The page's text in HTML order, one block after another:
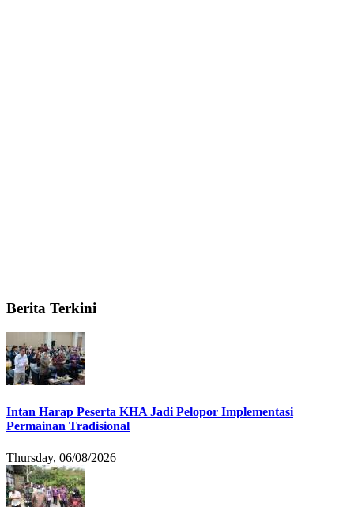
Berita Terkini
Intan Harap Peserta KHA Jadi Pelopor Implementasi
Permainan Tradisional
Thursday, 06/08/2026